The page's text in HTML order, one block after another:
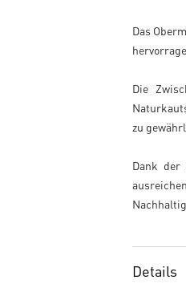
Das
Die
zu
Dank der
Details